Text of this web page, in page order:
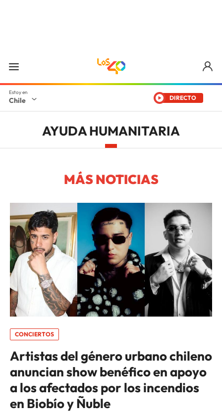
Chile DIRECTO
AYUDA HUMANITARIA
MÁS NOTICIAS
CONCIERTOS
Artistas del género urbano chileno
anuncian show benéfico en apoyo
a los afectados por los incendios
en Biobío y Ñuble